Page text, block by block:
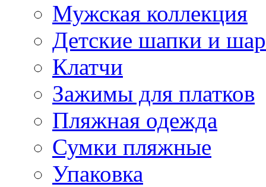
Мужская коллекция
Детские шапки и
Клатчи
Зажимы для платков
Пляжная одежда
Сумки пляжные
Упаковка